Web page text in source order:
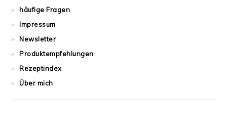
häufige Fragen
Impressum
Newsletter
Produktempfehlungen
Rezeptindex
Über mich